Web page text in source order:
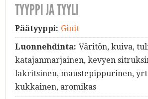
TYYPPI JA TYYLI
Päätyyppi: Ginit
Luonnehdinta: Väritön, kuiva,
katajanmarjainen, kevyen
lakritsinen, maustepippurinen,
kukkainen, aromikas